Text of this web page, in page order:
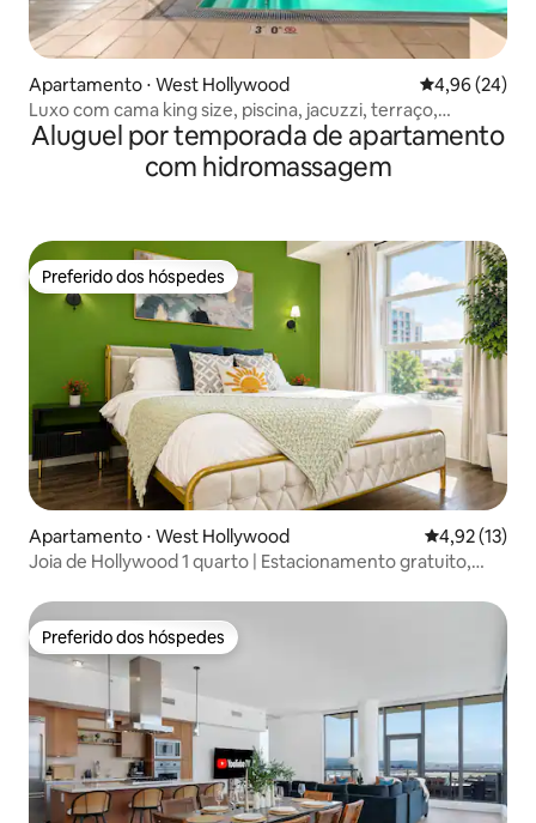
Apartamento ⋅ West Hollywood 4,96 de uma
4,96 (24)
Luxo com cama king size, piscina, jacuzzi, terraço,
academia e estacionamento
Aluguel por temporada de apartamento
com hidromassagem
Preferido dos hóspedes
Preferido dos hóspedes
Apartamento ⋅ West Hollywood 4,92 de uma
4,92 (13)
Joia de Hollywood 1 quarto | Estacionamento gratuito,
Preferido dos hóspedes
Preferido dos hóspedes